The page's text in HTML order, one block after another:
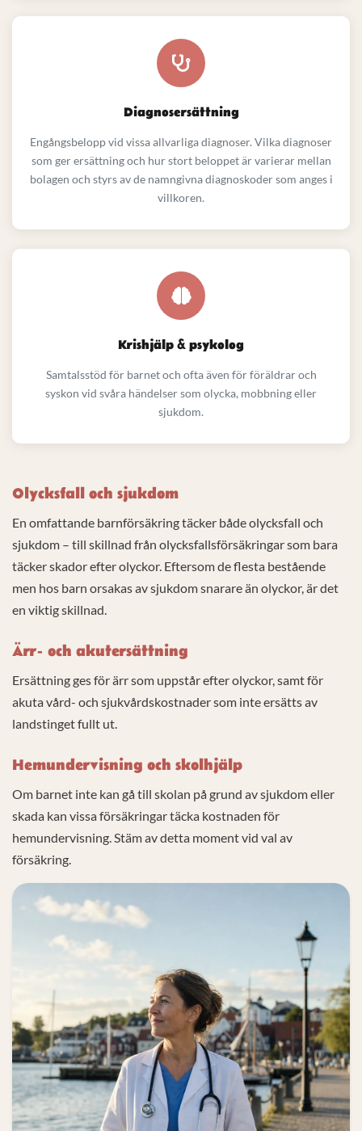
Diagnosersättning
Engångsbelopp vid vissa allvarliga diagnoser. Vilka diagnoser
som ger ersättning och hur stort beloppet är varierar mellan
bolagen och styrs av de namngivna diagnoskoder som anges i
villkoren.
Krishjälp & psykolog
Samtalsstöd för barnet och ofta även för föräldrar och
syskon vid svåra händelser som olycka, mobbning eller
sjukdom.
Olycksfall och sjukdom
En omfattande barnförsäkring täcker både olycksfall och
sjukdom – till skillnad från olycksfallsförsäkringar som bara
täcker skador efter olyckor. Eftersom de flesta bestående
men hos barn orsakas av sjukdom snarare än olyckor, är det
en viktig skillnad.
Ärr- och akutersättning
Ersättning ges för ärr som uppstår efter olyckor, samt för
akuta vård- och sjukvårdskostnader som inte ersätts av
landstinget fullt ut.
Hemundervisning och skolhjälp
Om barnet inte kan gå till skolan på grund av sjukdom eller
skada kan vissa försäkringar täcka kostnaden för
hemundervisning. Stäm av detta moment vid val av
försäkring.